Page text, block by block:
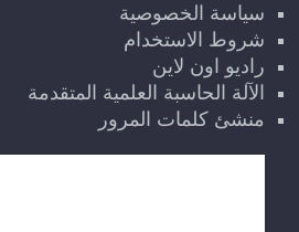
سياسة الخصوصية
شروط الاستخدام
راديو اون لاين
الآلة الحاسبة العلمية المتقدمة
منشئ كلمات المرور